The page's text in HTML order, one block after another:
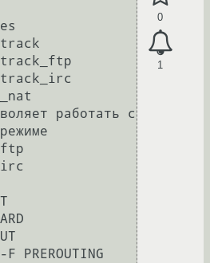
0
1
работать с